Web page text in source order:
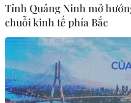
TIN LIÊN QUAN
Tỉnh Quảng Ninh mở
chuỗi kinh tế phía Bắc